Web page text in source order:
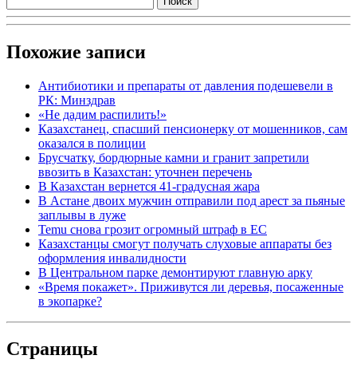
Похожие записи
Антибиотики и препараты от давления подешевели в
РК: Минздрав
«Не дадим распилить!»
Казахстанец, спасший пенсионерку от мошенников, сам
оказался в полиции
Брусчатку, бордюрные камни и гранит запретили
ввозить в Казахстан: уточнен перечень
В Казахстан вернется 41-градусная жара
В Астане двоих мужчин отправили под арест за пьяные
заплывы в луже
Temu снова грозит огромный штраф в ЕС
Казахстанцы смогут получать слуховые аппараты без
оформления инвалидности
В Центральном парке демонтируют главную арку
«Время покажет». Приживутся ли деревья, посаженные
в экопарке?
Страницы